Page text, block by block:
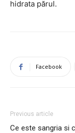
hidrata părul.
Facebook
Previous article
Ce este sangria si